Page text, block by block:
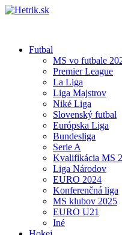
Futbal
MS vo futbale
Premier League
La Liga
Liga Majstrov
Niké Liga
Slovenský futbal
Európska Liga
Bundesliga
Serie A
Kvalifikácia MS
Liga Národov
EURO 2024
Konferenčná liga
MS klubov 2025
EURO U21
Iné